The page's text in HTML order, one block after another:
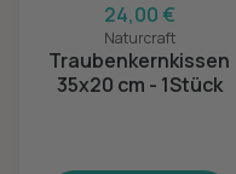
24,00 €
Naturcraft
Traubenkernkissen
35x20 cm - 1Stück